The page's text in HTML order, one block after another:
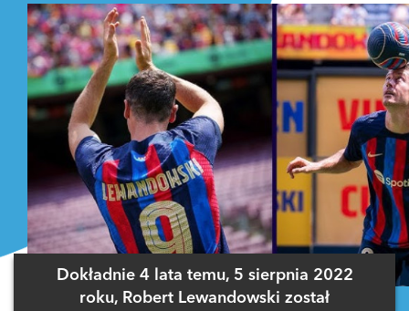
Dokładnie 4 lata temu, 5 sierpnia 2022
roku, Robert Lewandowski został